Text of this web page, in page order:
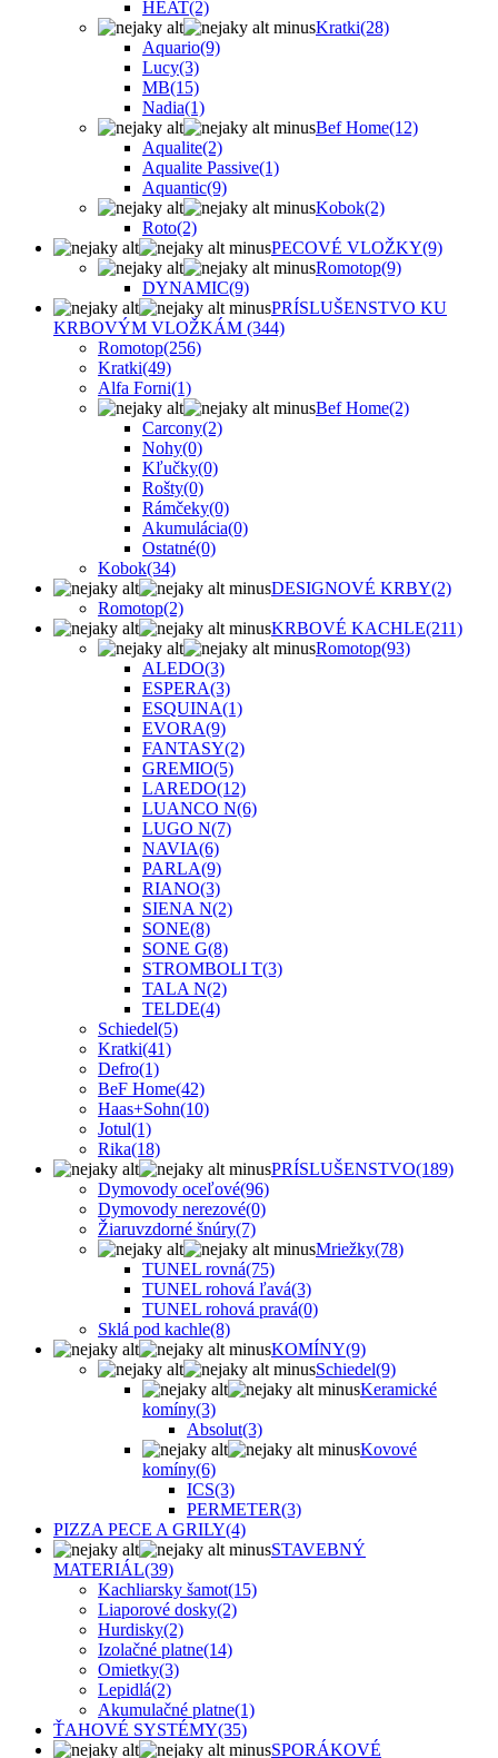
HEAT(2)
Kratki(28)
Aquario(9)
Lucy(3)
MB(15)
Nadia(1)
Bef Home(12)
Aqualite(2)
Aqualite Passive(1)
Aquantic(9)
Kobok(2)
Roto(2)
PECOVÉ VLOŽKY(9)
Romotop(9)
DYNAMIC(9)
PRÍSLUŠENSTVO KU
KRBOVÝM VLOŽKÁM (344)
Romotop(256)
Kratki(49)
Alfa Forni(1)
Bef Home(2)
Carcony(2)
Nohy(0)
Kľučky(0)
Rošty(0)
Rámčeky(0)
Akumulácia(0)
Ostatné(0)
Kobok(34)
DESIGNOVÉ KRBY(2)
Romotop(2)
KRBOVÉ KACHLE(211)
Romotop(93)
ALEDO(3)
ESPERA(3)
ESQUINA(1)
EVORA(9)
FANTASY(2)
GREMIO(5)
LAREDO(12)
LUANCO N(6)
LUGO N(7)
NAVIA(6)
PARLA(9)
RIANO(3)
SIENA N(2)
SONE(8)
SONE G(8)
STROMBOLI T(3)
TALA N(2)
TELDE(4)
Schiedel(5)
Kratki(41)
Defro(1)
BeF Home(42)
Haas+Sohn(10)
Jotul(1)
Rika(18)
PRÍSLUŠENSTVO(189)
Dymovody oceľové(96)
Dymovody nerezové(0)
Žiaruvzdorné šnúry(7)
Mriežky(78)
TUNEL rovná(75)
TUNEL rohová ľavá(3)
TUNEL rohová pravá(0)
Sklá pod kachle(8)
KOMÍNY(9)
Schiedel(9)
Keramické
komíny(3)
Absolut(3)
Kovové
komíny(6)
ICS(3)
PERMETER(3)
PIZZA PECE A GRILY(4)
STAVEBNÝ
MATERIÁL(39)
Kachliarsky šamot(15)
Liaporové dosky(2)
Hurdisky(2)
Izolačné platne(14)
Omietky(3)
Lepidlá(2)
Akumulačné platne(1)
ŤAHOVÉ SYSTÉMY(35)
SPORÁKOVÉ